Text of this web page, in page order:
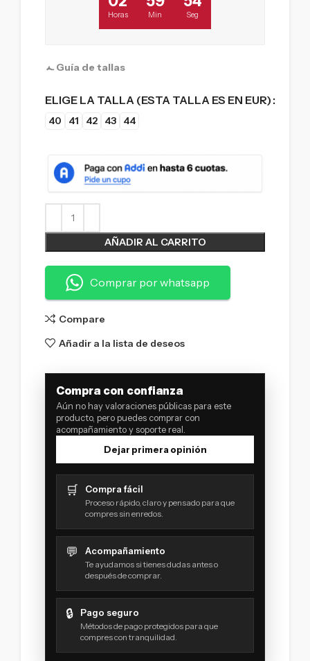
Horas Min Seg
Guía de tallas
ELIGE LA TALLA (ESTA TALLA ES EN EUR)
40 41 42 43 44
AÑADIR AL CARRITO
Comprar por whatsapp
Compare
Añadir a la lista de deseos
Compra con confianza
Aún no hay valoraciones públicas para este
producto, pero puedes comprar con
acompañamiento y soporte real.
Dejar primera opinión
🛒 Compra fácil
Proceso rápido, claro y pensado para que
compres sin enredos.
💬 Acompañamiento
Te ayudamos si tienes dudas antes o
después de comprar.
🔒 Pago seguro
Métodos de pago protegidos para que
compres con tranquilidad.